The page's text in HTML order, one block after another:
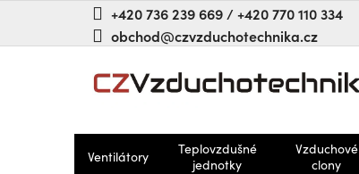
+420 736 239 669 / +420 770 110 334
obchod@czvzduchotechnika.cz
Ventilátory
Teplovzdušné
jednotky
Vzduchové
clony